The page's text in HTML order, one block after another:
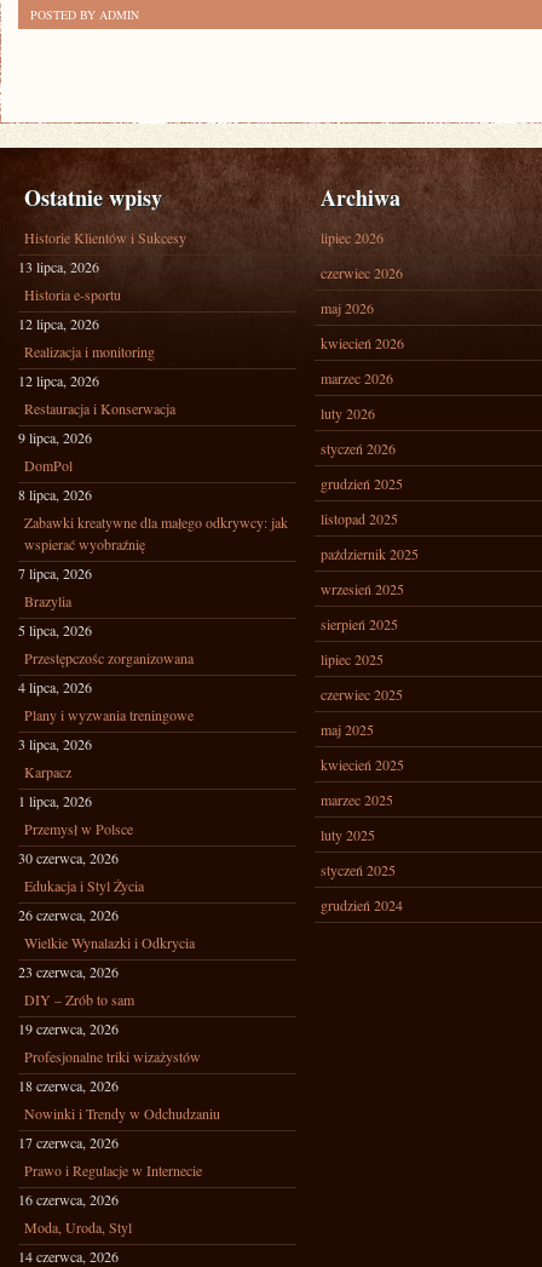
POSTED BY ADMIN
Ostatnie wpisy
Historie Klientów i Sukcesy
13 lipca, 2026
Historia e-sportu
12 lipca, 2026
Realizacja i monitoring
12 lipca, 2026
Restauracja i Konserwacja
9 lipca, 2026
DomPol
8 lipca, 2026
Zabawki kreatywne dla małego odkrywcy: jak
wspierać wyobraźnię
7 lipca, 2026
Brazylia
5 lipca, 2026
Przestępczośc zorganizowana
4 lipca, 2026
Plany i wyzwania treningowe
3 lipca, 2026
Karpacz
1 lipca, 2026
Przemysł w Polsce
30 czerwca, 2026
Edukacja i Styl Życia
26 czerwca, 2026
Wielkie Wynalazki i Odkrycia
23 czerwca, 2026
DIY – Zrób to sam
19 czerwca, 2026
Profesjonalne triki wizażystów
18 czerwca, 2026
Nowinki i Trendy w Odchudzaniu
17 czerwca, 2026
Prawo i Regulacje w Internecie
16 czerwca, 2026
Moda, Uroda, Styl
14 czerwca, 2026
Archiwa
lipiec 2026
czerwiec 2026
maj 2026
kwiecień 2026
marzec 2026
luty 2026
styczeń 2026
grudzień 2025
listopad 2025
październik 2025
wrzesień 2025
sierpień 2025
lipiec 2025
czerwiec 2025
maj 2025
kwiecień 2025
marzec 2025
luty 2025
styczeń 2025
grudzień 2024